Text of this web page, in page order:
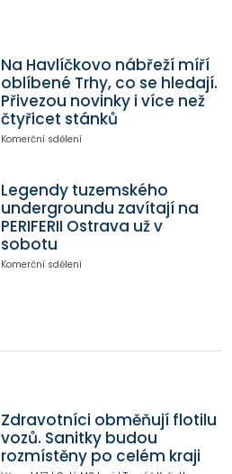
Na Havlíčkovo nábřeží míří
oblíbené Trhy, co se hledají.
Přivezou novinky i více než
čtyřicet stánků
Komerční sdělení
Legendy tuzemského
undergroundu zavítají na
PERIFERII Ostrava už v
sobotu
Komerční sdělení
Zdravotníci obměňují flotilu
vozů. Sanitky budou
rozmístěny po celém kraji